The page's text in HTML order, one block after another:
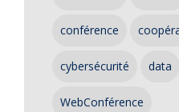
conférence
cybersécurité data
WebConférence